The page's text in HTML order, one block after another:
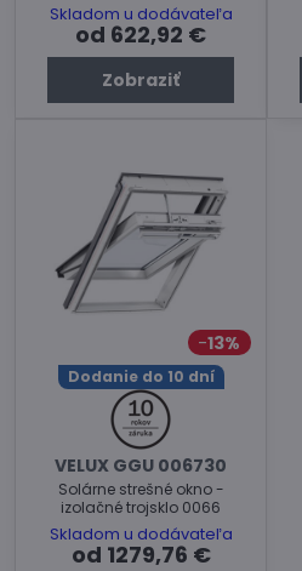
Skladom u dodávateľa
od 622,92 €
Zobraziť
13%
Dodanie do 10 dní
VELUX GGU 006730
Solárne strešné okno -
izolačné trojsklo 0066
Skladom u dodávateľa
od 1279,76 €